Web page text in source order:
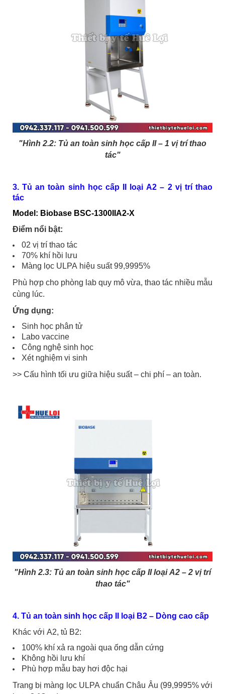
"Hình 2.2: Tủ an toàn sinh học cấp II – 1 vị trí thao
tác"
3. Tủ an toàn sinh học cấp II loại A2 – 2 vị trí thao
tác
Model: Biobase BSC-1300IIA2-X
Điểm nổi bật:
02 vị trí thao tác
70% khí hồi lưu
Màng lọc ULPA hiệu suất 99,9995%
Phù hợp cho phòng lab quy mô vừa, thao tác nhiều mẫu
cùng lúc.
Ứng dụng:
Sinh học phân tử
Labo vaccine
Công nghệ sinh học
Xét nghiệm vi sinh
>> Cấu hình tối ưu giữa hiệu suất – chi phí – an toàn.
"Hình 2.3: Tủ an toàn sinh học cấp II loại A2 – 2 vị trí
thao tác"
4. Tủ an toàn sinh học cấp II loại B2 – Dòng cao cấp
Khác với A2, tủ B2:
100% khí xả ra ngoài qua ống dẫn cứng
Không hồi lưu khí
Phù hợp mẫu bay hơi độc hại
Trang bị màng lọc ULPA chuẩn Châu Âu (99,9995% với